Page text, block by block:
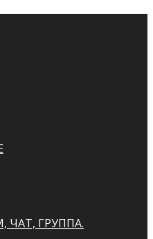
ГРУППА.